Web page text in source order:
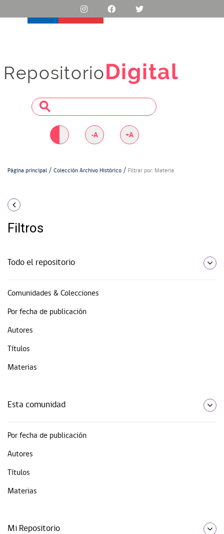
RepositorioDigital
-A +A
Página principal Colección Archivo Histórico Filtrar por: Materia
Filtros
Todo el repositorio
Comunidades & Colecciones
Por fecha de publicación
Autores
Títulos
Materias
Esta comunidad
Por fecha de publicación
Autores
Títulos
Materias
Mi Repositorio